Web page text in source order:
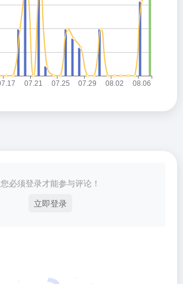
您必须登录才能参与评论！
立即登录